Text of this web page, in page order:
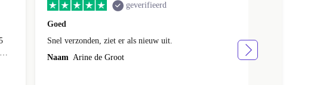
geverifieerd
Goed
Snel verzonden, ziet er als nieuw uit.
Naam Arine de Groot